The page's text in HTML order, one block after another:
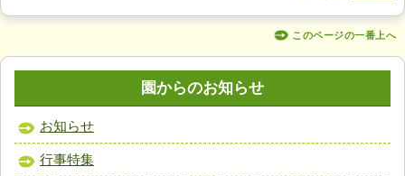
このページの一番上へ
園からのお知らせ
お知らせ
行事特集